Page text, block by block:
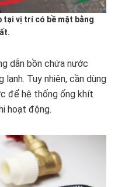
tại vị trí có bề mặt bằng
dẫn bồn chứa nước
lạnh. Tuy nhiên, cần dùng
để hệ thống ống khít
hoạt động.